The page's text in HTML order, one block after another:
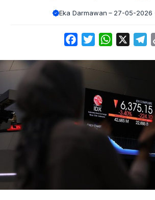
Eka Darmawan 27-05-2026
FacebookTwitterWhatsApp